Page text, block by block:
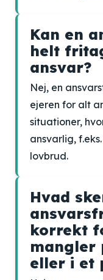
Kan en
helt
ansvar?
Nej, en
ejeren for alt
situationer,
ansvarlig,
lovbrud.
Hvad
korrekt
mangler
eller i et